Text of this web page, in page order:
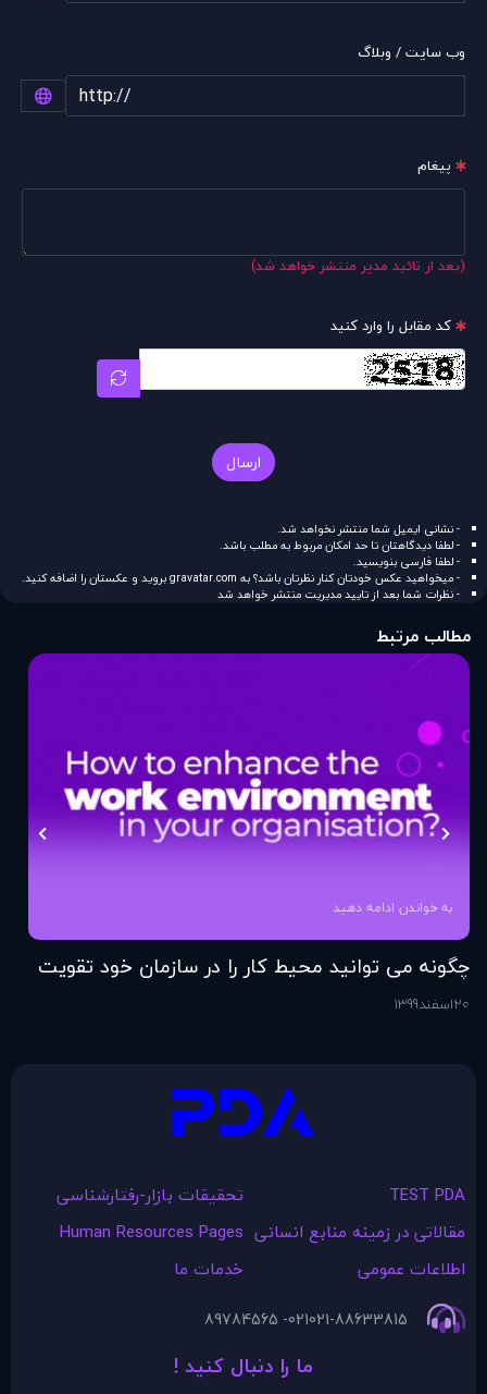
وب سایت / وبلاگ
پیغام
(بعد از تائید مدیر منتشر خواهد شد)
کد مقابل را وارد کنید
ارسال
- نشانی ایمیل شما منتشر نخواهد شد.
- لطفا دیدگاهتان تا حد امکان مربوط به مطلب باشد.
- لطفا فارسی بنویسید.
- میخواهید عکس خودتان کنار نظرتان باشد؟ به gravatar.comبروید و عکستان را اضافه کنید.
- نظرات شما بعد از تایید مدیریت منتشر خواهد شد
مطالب مرتبط
به خواندن ادامه دهید
چگونه می توانید محیط کار را در سازمان خود تقویت
کنید؟
20اسفند1399
TEST PDA
تحقیقات بازار-رفتارشناسی
مقالاتی در زمينه منابع انسانی Human Resources Pages
اطلاعات عمومی
خدمات ما
021-88633815
021- 89784565
ما را دنبال کنید !